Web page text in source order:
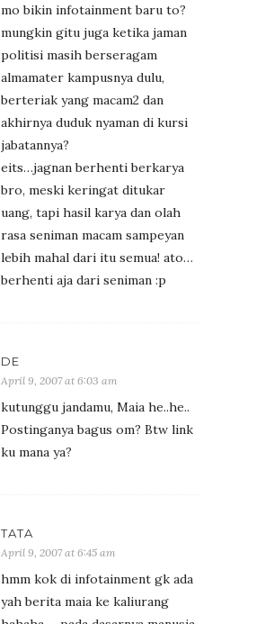
mo bikin infotainment baru to?
mungkin gitu juga ketika jaman
politisi masih berseragam
almamater kampusnya dulu,
berteriak yang macam2 dan
akhirnya duduk nyaman di kursi
jabatannya?
eits…jagnan berhenti berkarya
bro, meski keringat ditukar
uang, tapi hasil karya dan olah
rasa seniman macam sampeyan
lebih mahal dari itu semua! ato…
berhenti aja dari seniman :p
DE
April 9, 2007 at 6:03 am
kutunggu jandamu, Maia he..he..
Postinganya bagus om? Btw link
ku mana ya?
TATA
April 9, 2007 at 6:45 am
hmm kok di infotainment gk ada
yah berita maia ke kaliurang